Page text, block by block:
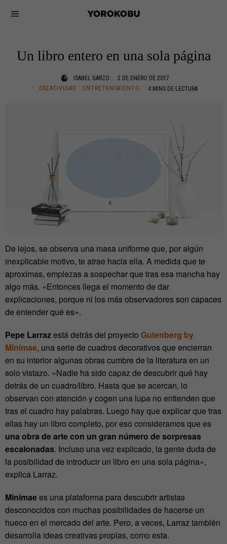
Un libro entero en una sola página
ISABEL GARZO
2 DE ENERO DE 2017
CREATIVIDAD · ENTRETENIMIENTO 4 MINS DE LECTURA
De lejos, se observa una masa uniforme que, por algún
inexplicable motivo, te atrae hacia ella. A medida que te
aproximas, empiezas a sospechar que tras esa mancha hay
algo más. «Entonces llega el momento de dar
explicaciones, porque ni los más observadores son capaces
de entender qué es».
Pepe Larrazestá detrás del proyecto Gutenberg by
Minimae, una serie de cuadros decorativos que encierran
en su interior algunas obras cumbre de la literatura en un
solo vistazo. «Nadie ha sido capaz de descubrir qué hay
detrás de un cuadro/libro. Hasta que se acercan, lo
observan con atención y cogen una lupa no entienden que
tras el cuadro hay palabras. Luego hay que explicar que tras
ellas hay un libro completo, por eso consideramos que es
una obra de arte con un gran número de sorpresas
escalonadas. Incluso una vez explicado, la gente duda de
la posibilidad de introducir un libro en una sola página»,
explica Larraz.
Minimaees una plataforma para descubrir artistas
desconocidos con muchas posibilidades de hacerse un
hueco en el mercado del arte. Pero, a veces, Larraz también
desarrolla ideas creativas propias, como esta.